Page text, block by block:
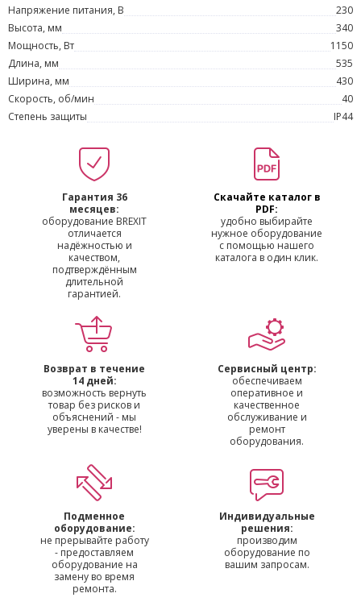
Напряжение питания, В
230
Высота, мм
340
Мощность, Вт
1150
Длина, мм
535
Ширина, мм
430
Скорость, об/мин
40
Степень защиты
IP44
Гарантия 36
месяцев:
оборудование BREXIT
отличается
надёжностью и
качеством,
подтверждённым
длительной
гарантией.
Скачайте каталог в
PDF:
удобно выбирайте
нужное оборудование
с помощью нашего
каталога в один клик.
Возврат в течение
14 дней:
возможность вернуть
товар без рисков и
объяснений - мы
уверены в качестве!
Сервисный центр:
обеспечиваем
оперативное и
качественное
обслуживание и
ремонт
оборудования.
Подменное
оборудование:
не прерывайте работу
- предоставляем
оборудование на
замену во время
ремонта.
Индивидуальные
решения:
производим
оборудование по
вашим запросам.